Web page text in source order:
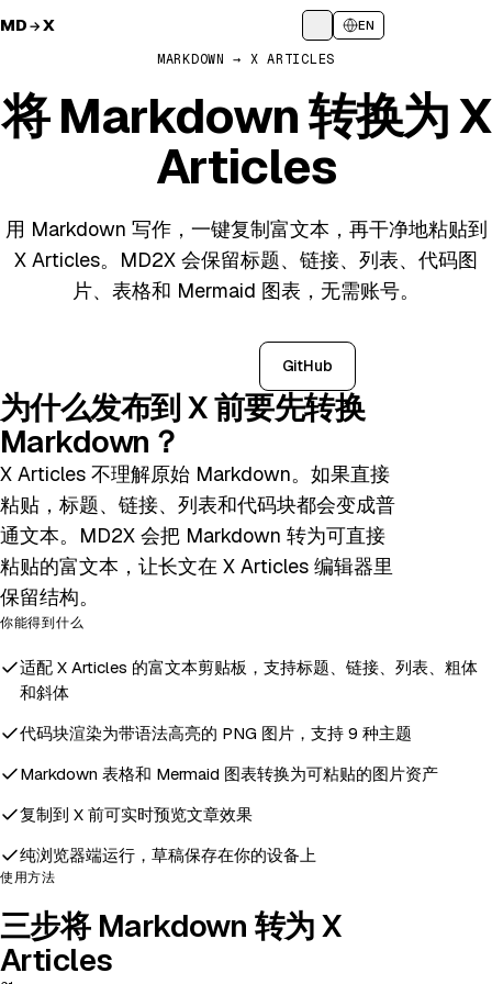
MD→X EN
MARKDOWN → X ARTICLES
将 Markdown 转换为 X
Articles
用 Markdown 写作，一键复制富文本，再干净地粘贴到
X Articles。MD2X 会保留标题、链接、列表、代码图
片、表格和 Mermaid 图表，无需账号。
GitHub
为什么发布到 X 前要先转换
Markdown？
X Articles 不理解原始 Markdown。如果直接
粘贴，标题、链接、列表和代码块都会变成普
通文本。MD2X 会把 Markdown 转为可直接
粘贴的富文本，让长文在 X Articles 编辑器里
保留结构。
你能得到什么
适配 X Articles 的富文本剪贴板，支持标题、链接、列表、粗体
和斜体
代码块渲染为带语法高亮的 PNG 图片，支持 9 种主题
Markdown 表格和 Mermaid 图表转换为可粘贴的图片资产
复制到 X 前可实时预览文章效果
纯浏览器端运行，草稿保存在你的设备上
使用方法
三步将 Markdown 转为 X
Articles